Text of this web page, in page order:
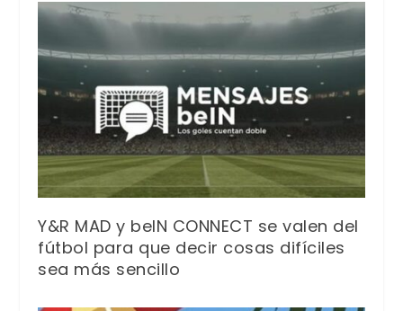
Y&R MAD y beIN CONNECT se valen del
fútbol para que decir cosas difíciles
sea más sencillo